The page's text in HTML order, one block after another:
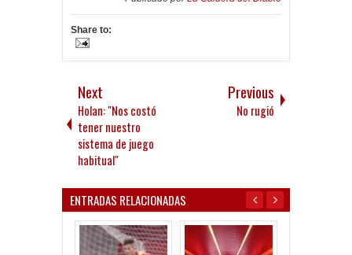
Share to:
Next
Holan: "Nos costó
tener nuestro
sistema de juego
habitual"
Previous
No rugió
ENTRADAS RELACIONADAS